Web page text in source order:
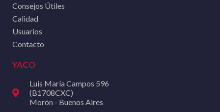
Consejos Útiles
Calidad
Usuarios
Contacto
YACO
Luis María Campos 596
(B1708CXC)
Morón - Buenos Aires